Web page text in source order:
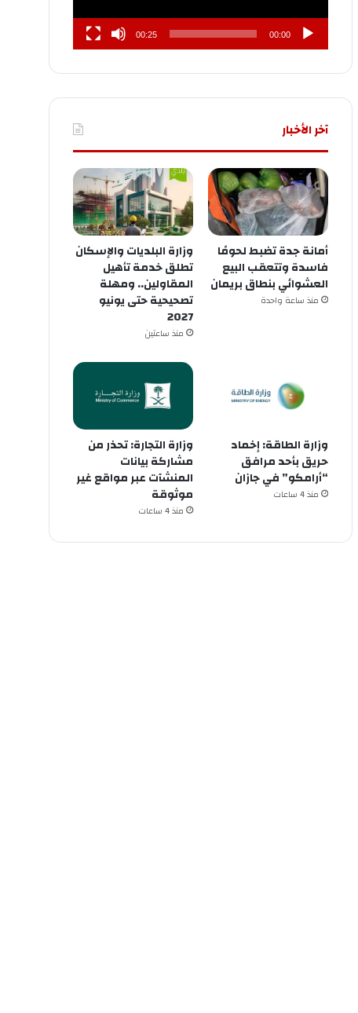
00:00
00:25
آخر الأخبار
أمانة جدة تضبط لحومًا
فاسدة وتتعقب البيع
العشوائي بنطاق بريمان
منذ ساعة واحدة
وزارة البلديات والإسكان
تطلق خدمة تأهيل
المقاولين.. ومهلة
تصحيحية حتى يونيو
2027
منذ ساعتين
وزارة الطاقة: إخماد
حريق بأحد مرافق
“أرامكو” في جازان
منذ 4 ساعات
وزارة التجارة: تحذر من
مشاركة بيانات
المنشآت عبر مواقع غير
موثوقة
منذ 4 ساعات